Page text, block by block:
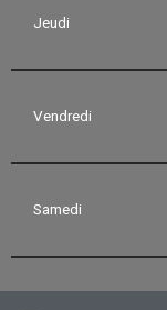
Jeudi
Vendredi
Samedi